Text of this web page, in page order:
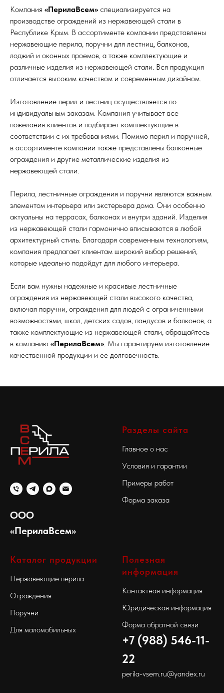
Компания «ПерилаВсем» специализируется на
производстве ограждений из нержавеющей стали в
Республике Крым. В ассортименте компании представлены
нержавеющие перила, поручни для лестниц, балконов,
лоджий и оконных проемов, а также комплектующие и
различные изделия из нержавеющей стали. Вся продукция
отличается высоким качеством и современным дизайном.
Изготовление перил и лестниц осуществляется по
индивидуальным заказам. Компания учитывает все
пожелания клиентов и подбирает комплектующие в
соответствии с их требованиями. Помимо перил и поручней,
в ассортименте компании также представлены балконные
ограждения и другие металлические изделия из
нержавеющей стали.
Перила, лестничные ограждения и поручни являются важным
элементом интерьера или экстерьера дома. Они особенно
актуальны на террасах, балконах и внутри зданий. Изделия
из нержавеющей стали гармонично вписываются в любой
архитектурный стиль. Благодаря современным технологиям,
компания предлагает клиентам широкий выбор решений,
которые идеально подойдут для любого интерьера.
Если вам нужны надежные и красивые лестничные
ограждения из нержавеющей стали высокого качества,
включая поручни, ограждения для людей с ограниченными
возможностями, школ, детских садов, пандусов и балконов, а
также комплектующие из нержавеющей стали, обращайтесь
в компанию «ПерилаВсем». Мы гарантируем изготовление
качественной продукции и ее долговечность.
ООО
«ПерилаВсем»
Разделы сайта
Главное о нас
Условия и гарантии
Примеры работ
Форма заказа
Каталог продукции
Нержавеющие перила
Ограждения
Поручни
Для маломобильных
Полезная
информация
Контактная информация
Юридическая информация
Форма обратной связи
+7 (988) 546-11-
22
perila-vsem.ru@yandex.ru